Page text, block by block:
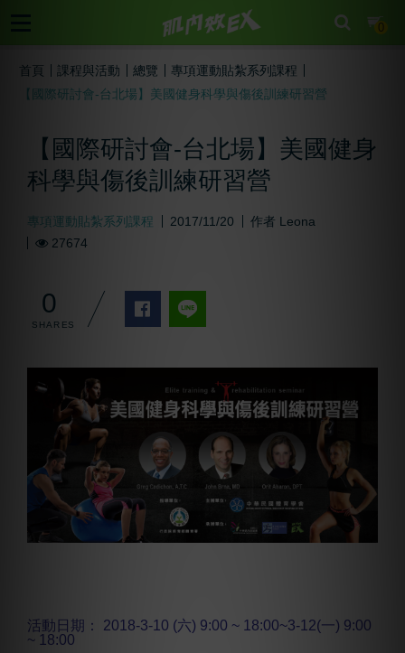
0
首頁 課程與活動 總覽
專項運動貼紮系列課程
【國際研討會-台北場】美國健身科學與傷後訓練研習營
【國際研討會-台北場】美國健身
科學與傷後訓練研習營
專項運動貼紮系列課程 2017/11/20 作者 Leona
27674
0
活動日期： 2018-3-10 (六) 9:00 ~ 18:00~3-12(一) 9:00
~ 18:00